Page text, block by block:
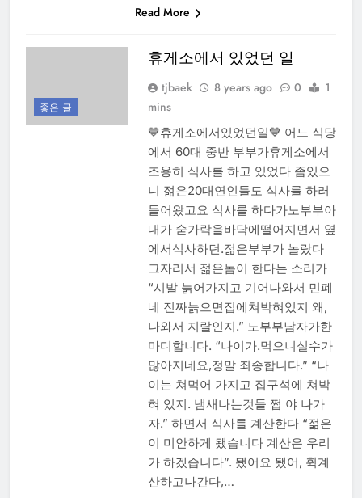
Read More
좋은 글
휴게소에서 있었던 일
tjbaek 8 years ago 0
1
mins
💙휴게소에서있었던일💙 어느 식당
에서 60대 중반 부부가휴게소에서
조용히 식사를 하고 있었다 좀있으
니 젊은20대연인들도 식사를 하러
들어왔고요 식사를 하다가노부부아
내가 숟가락을바닥에떨어지면서 옆
에서식사하던.젊은부부가 놀랐다
그자리서 젊은놈이 한다는 소리가
“시발 늙어가지고 기어나와서 민폐
네 진짜늙으면집에쳐박혀있지 왜,
나와서 지랄인지.” 노부부남자가한
마디합니다. “나이가.먹으니실수가
많아지네요,정말 죄송합니다.” “나
이는 쳐먹어 가지고 집구석에 쳐박
혀 있지. 냄새나는것들 쩝 야 나가
자.” 하면서 식사를 계산한다 “젊은
이 미안하게 됐습니다 계산은 우리
가 하겠습니다”. 됐어요 됐어, 휙계
산하고나간다,…